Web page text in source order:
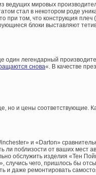
ведущих мировых
стал в некотором роде
при том, что конструкция
блоки выставляют
один легендарный
снова«. В качестве
но и цены соответствующие.
и «Darton»
ли поблизости от ваших мест
обслужить изделия «Тен
чего, пришлось бы
и даже ремонтировать